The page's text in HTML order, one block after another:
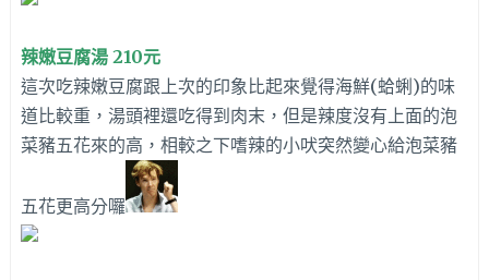
辣嫩豆腐湯 210元
這次吃辣嫩豆腐跟上次的印象比起來覺得海鮮(蛤蜊)的味
道比較重，湯頭裡還吃得到肉末，但是辣度沒有上面的泡
菜豬五花來的高，相較之下嗜辣的小吠突然變心給泡菜豬
五花更高分囉